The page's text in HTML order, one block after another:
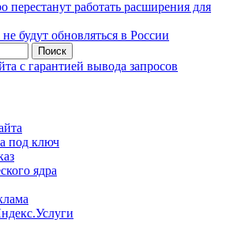
перестанут работать расширения для
будут обновляться в России
с гарантией вывода запросов
под ключ
ядра